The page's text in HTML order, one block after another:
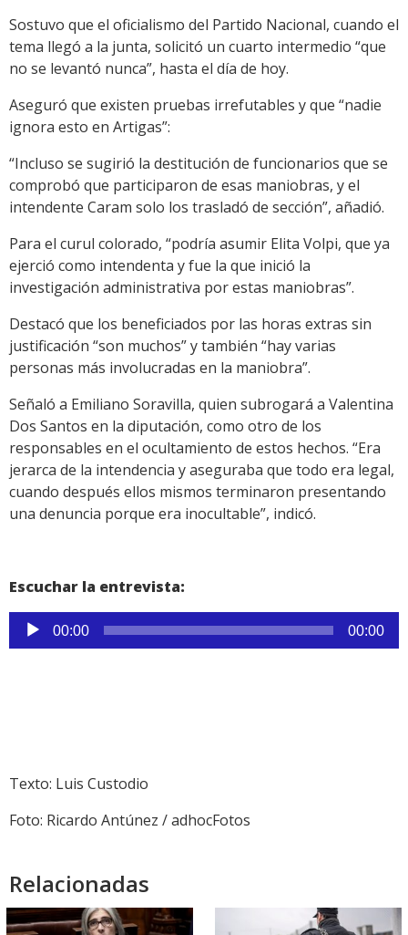
Sostuvo que el oficialismo del Partido Nacional, cuando el
tema llegó a la junta, solicitó un cuarto intermedio “que
no se levantó nunca”, hasta el día de hoy.
Aseguró que existen pruebas irrefutables y que “nadie
ignora esto en Artigas”:
“Incluso se sugirió la destitución de funcionarios que se
comprobó que participaron de esas maniobras, y el
intendente Caram solo los trasladó de sección”, añadió.
Para el curul colorado, “podría asumir Elita Volpi, que ya
ejerció como intendenta y fue la que inició la
investigación administrativa por estas maniobras”.
Destacó que los beneficiados por las horas extras sin
justificación “son muchos” y también “hay varias
personas más involucradas en la maniobra”.
Señaló a Emiliano Soravilla, quien subrogará a Valentina
Dos Santos en la diputación, como otro de los
responsables en el ocultamiento de estos hechos. “Era
jerarca de la intendencia y aseguraba que todo era legal,
cuando después ellos mismos terminaron presentando
una denuncia porque era inocultable”, indicó.
Escuchar la entrevista:
Reproductor
de
00:00 00:00
Texto: Luis Custodio
Foto: Ricardo Antúnez / adhocFotos
Relacionadas